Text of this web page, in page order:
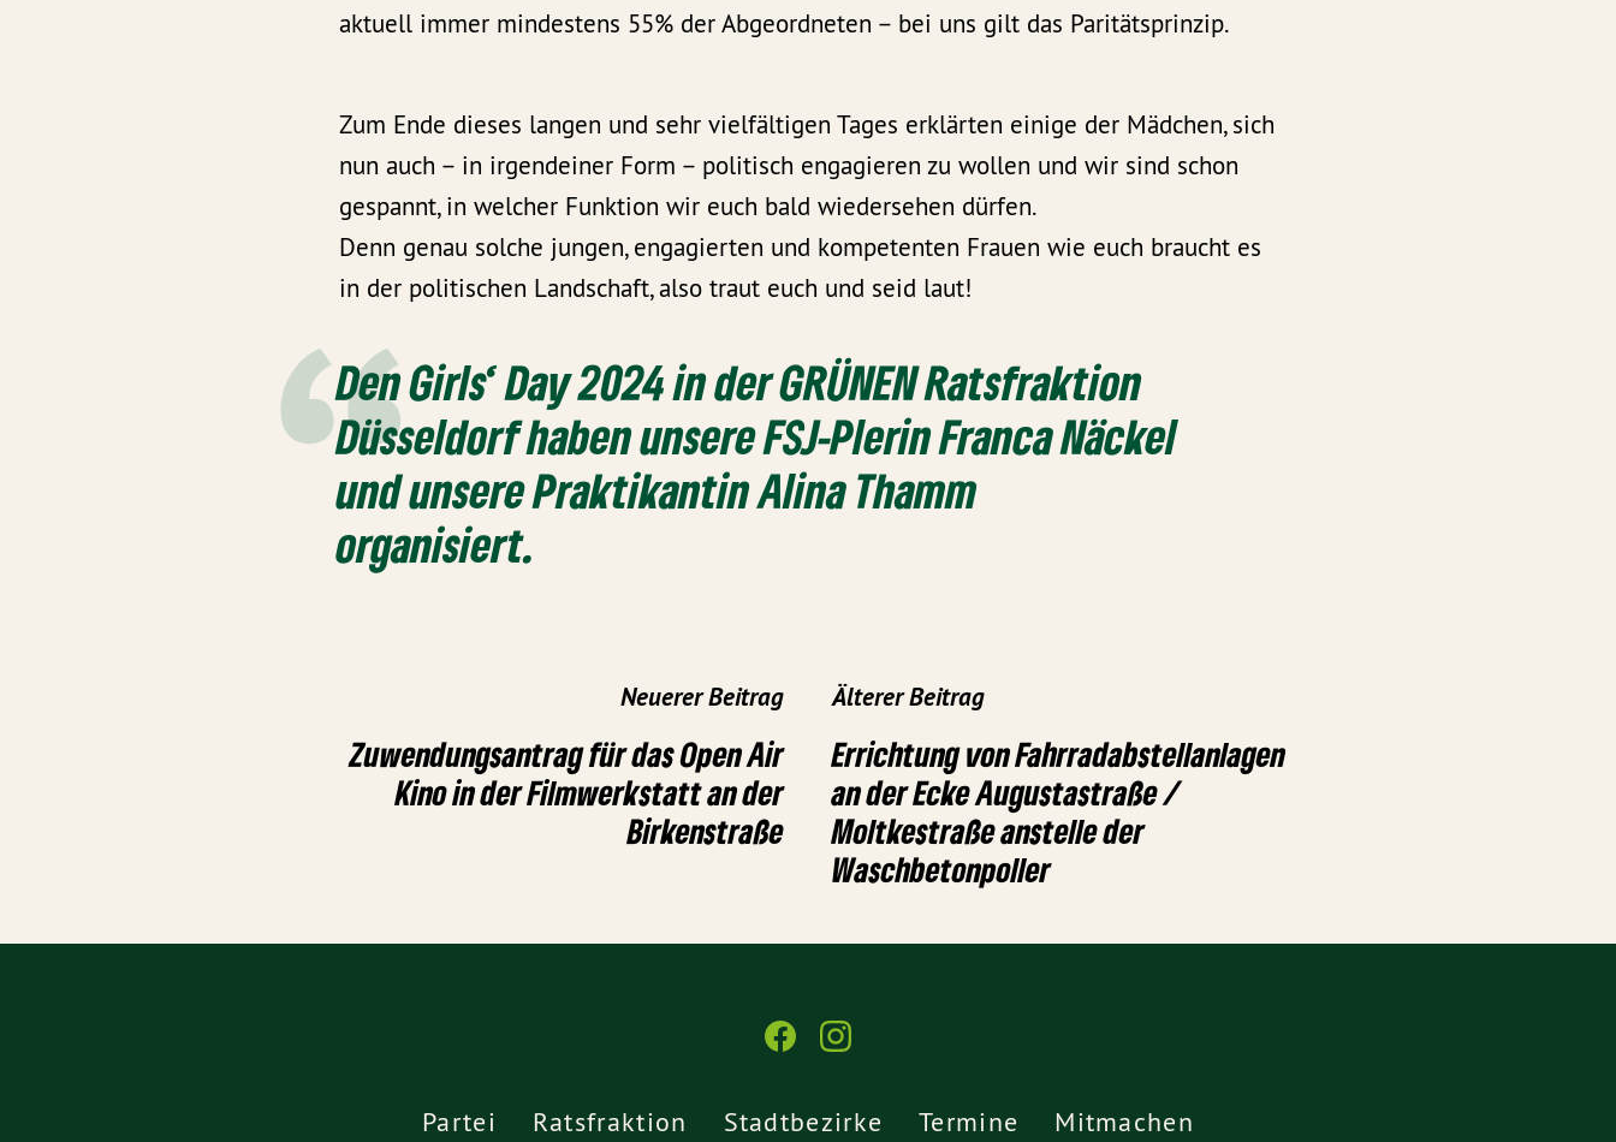
aktuell immer mindestens 55% der Abgeordneten – bei uns gilt das Paritätsprinzip.
Zum Ende dieses langen und sehr vielfältigen Tages erklärten einige der Mädchen, sich
nun auch – in irgendeiner Form – politisch engagieren zu wollen und wir sind schon
gespannt, in welcher Funktion wir euch bald wiedersehen dürfen.
Denn genau solche jungen, engagierten und kompetenten Frauen wie euch braucht es
in der politischen Landschaft, also traut euch und seid laut!
Den Girls‘ Day 2024 in der GRÜNEN Ratsfraktion
Düsseldorf haben unsere FSJ-Plerin Franca Näckel
und unsere Praktikantin Alina Thamm
organisiert.
Neuerer Beitrag
Zuwendungsantrag für das Open Air
Kino in der Filmwerkstatt an der
Birkenstraße
Älterer Beitrag
Errichtung von Fahrradabstellanlagen
an der Ecke Augustastraße /
Moltkestraße anstelle der
Waschbetonpoller
Partei Ratsfraktion Stadtbezirke Termine Mitmachen